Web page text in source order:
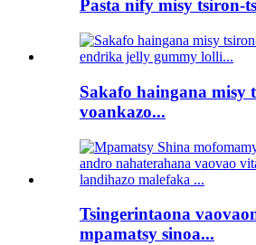
Pasta nify misy tsiron-
Sakafo haingana misy
voankazo...
Tsingerintaona
mpamatsy sinoa...